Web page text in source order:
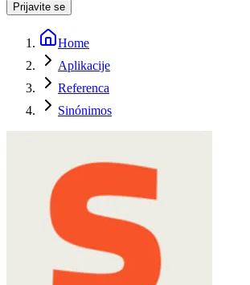
Prijavite se
Home
Aplikacije
Referenca
Sinónimos